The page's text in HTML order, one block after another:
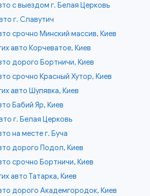
с выездом г. Белая Церковь
г. Славутич
срочно Минский массив, Киев
авто Корчеватое, Киев
дорого Бортничи, Киев
срочно Красный Хутор, Киев
авто Шулявка, Киев
Бабий Яр, Киев
г. Белая Церковь
на месте г. Буча
дорого Подол, Киев
срочно Бортничи, Киев
авто Татарка, Киев
дорого Академгородок, Киев